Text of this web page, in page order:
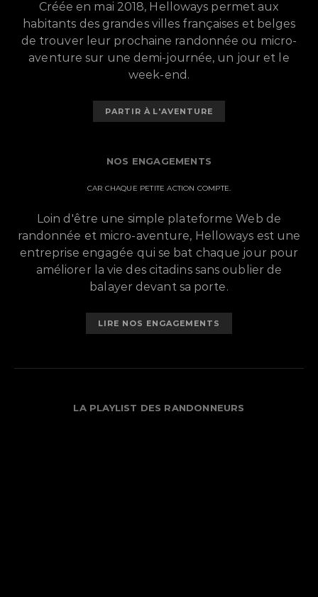
Créée en mai 2018, Helloways permet aux
habitants des grandes villes françaises et belges
de trouver leur prochaine randonnée ou micro-
aventure sur une demi-journée, un jour et le
week-end.
PARTIR À L'AVENTURE
NOS ENGAGEMENTS
CAR CHAQUE PETITE ACTION COMPTE.
Loin d'être une simple plateforme Web de
randonnée et micro-aventure, Helloways est une
entreprise engagée qui se bat chaque jour pour
améliorer la vie des citadins sans oublier de
balayer devant sa porte.
LIRE NOS ENGAGEMENTS
LA PLAYLIST DES RANDONNEURS